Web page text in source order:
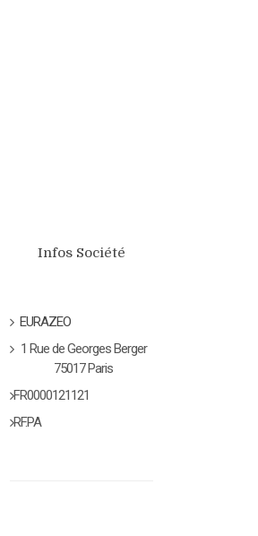
Infos Société
EURAZEO
1 Rue de Georges Berger
75017 Paris
FR0000121121
RF.PA